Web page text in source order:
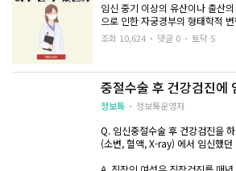
3. 경과 확인
- 출혈 여부 확인 (개인차 있음)
- 최소 2주 이상 질 분비물이 나오
임신 중기 이상의 유산이나 출산
으로 인한 자궁경부의 형태학적
않습니다.
증 그리고 몸의 컨디션 등에 따라서
중절 자궁경부 모양처럼 보일 수
는 각기 달라질 수 있습니다.
또한 초음파상 자궁내막에 반흔이
조회 10,624 댓글 0 토닥 5
중절수술 후 건강검진에
정보톡 정보톡운영자
Q. 임신중절수술 후 건강검진을
(소변, 혈액, X-ray) 에서 임신했던